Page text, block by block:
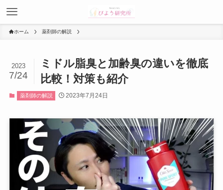
ホーム 薬剤師の解説
ミドル脂臭と加齢臭の違いを徹底
比較！対策も紹介
2023
7/24
薬剤師の解説 2023年7月24日